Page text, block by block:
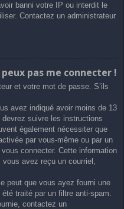
banni votre IP ou interdit le
Contactez un administrateur
pas me connecter !
et votre mot de passe. S’ils
avez indiqué avoir moins de 13
suivre les instructions
également nécessiter que
par vous-même ou par un
connecter. Cette information
avez reçu un courriel,
peut que vous ayez fourni une
traité par un filtre anti-spam.
contactez un